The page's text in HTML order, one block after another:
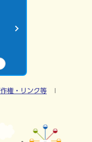
権・リンク等